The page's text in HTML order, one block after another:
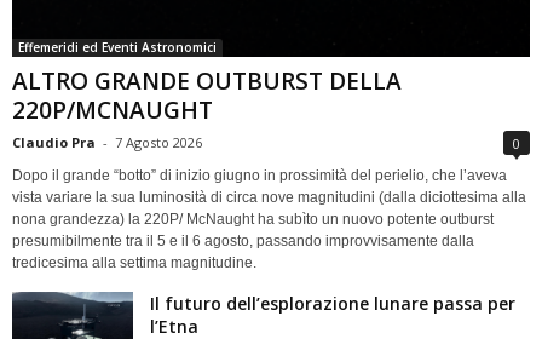
Effemeridi ed Eventi Astronomici
ALTRO GRANDE OUTBURST DELLA
220P/MCNAUGHT
Claudio Pra - 7 Agosto 2026 0
Dopo il grande “botto” di inizio giugno in prossimità del perielio, che l’aveva
vista variare la sua luminosità di circa nove magnitudini (dalla diciottesima alla
nona grandezza) la 220P/ McNaught ha subìto un nuovo potente outburst
presumibilmente tra il 5 e il 6 agosto, passando improvvisamente dalla
tredicesima alla settima magnitudine.
Il futuro dell’esplorazione lunare passa per
l’Etna